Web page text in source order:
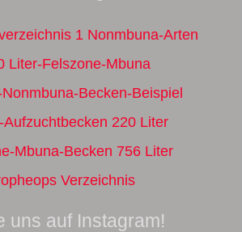
1 Nonmbuna-Arten
Liter-Felszone-Mbuna
Becken-Beispiel
Aufzuchtbecken 220 Liter
Mbuna-Becken 756 Liter
Verzeichnis
uns auf Instagram!